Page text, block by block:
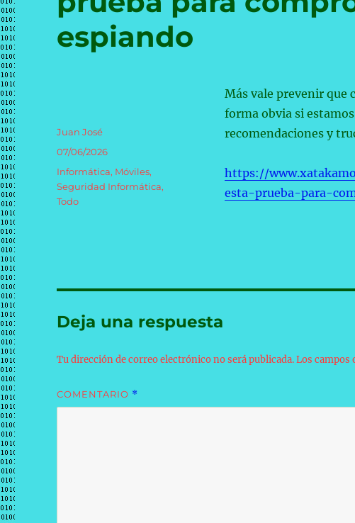
espiando
Más vale prevenir que
forma obvia si
recomendaciones y
https://
esta-prueba-para-
Autor
Juan José
Publicado
07/06/2026
Categorías
Informática, Móviles,
Seguridad Informática,
Todo
Deja una respuesta
Tu dirección de correo electrónico no será publicada.Los campos
COMENTARIO *